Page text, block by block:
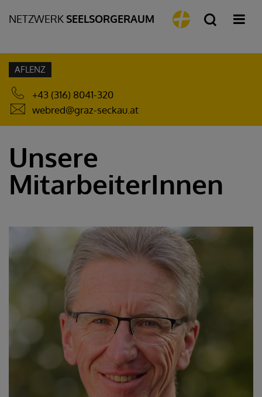
NETZWERK SEELSORGERAUM
AFLENZ
+43 (316) 8041-320
webred@graz-seckau.at
Unsere
MitarbeiterInnen